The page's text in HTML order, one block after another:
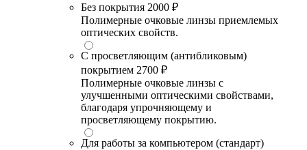
Без покрытия 2000 ₽
Полимерные очковые линзы приемлемых
оптических свойств.
С просветляющим (антибликовым)
покрытием 2700 ₽
Полимерные очковые линзы с
улучшенными оптическими свойствами,
благодаря упрочняющему и
просветляющему покрытию.
Для работы за компьютером (стандарт)